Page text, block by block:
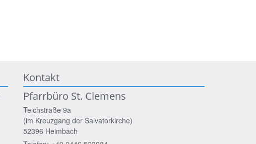
Kontakt
Pfarrbüro St. Clemens
Teichstraße 9a
(im Kreuzgang der Salvatorkirche)
52396 Heimbach